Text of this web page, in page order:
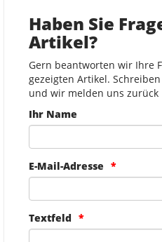
Haben Sie
Artikel?
Gern beantworten wir Ihre
gezeigten Artikel.
und wir melden uns zurück
Ihr Name
E-Mail-Adresse
Textfeld